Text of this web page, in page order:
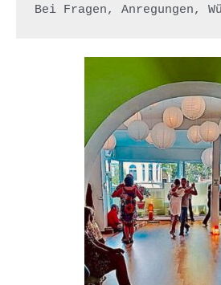
Bei Fragen, Anregungen,